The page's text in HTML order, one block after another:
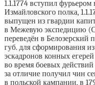
1.1.1774 вступил
Измайловского полка,
выпущен из гвардии
в Межевую экспедицию
переведён в Белозерский
губ. для сформирования
эскадронов конных
во время боевых
за отличие получил чин
в польской кампании, в